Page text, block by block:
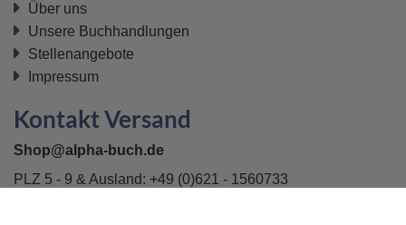
Über uns
Unsere Buchhandlungen
Stellenangebote
Impressum
Kontakt Versand
Shop@alpha-buch.de
PLZ 5 - 9 & Ausland: +49 (0)621 - 1560733